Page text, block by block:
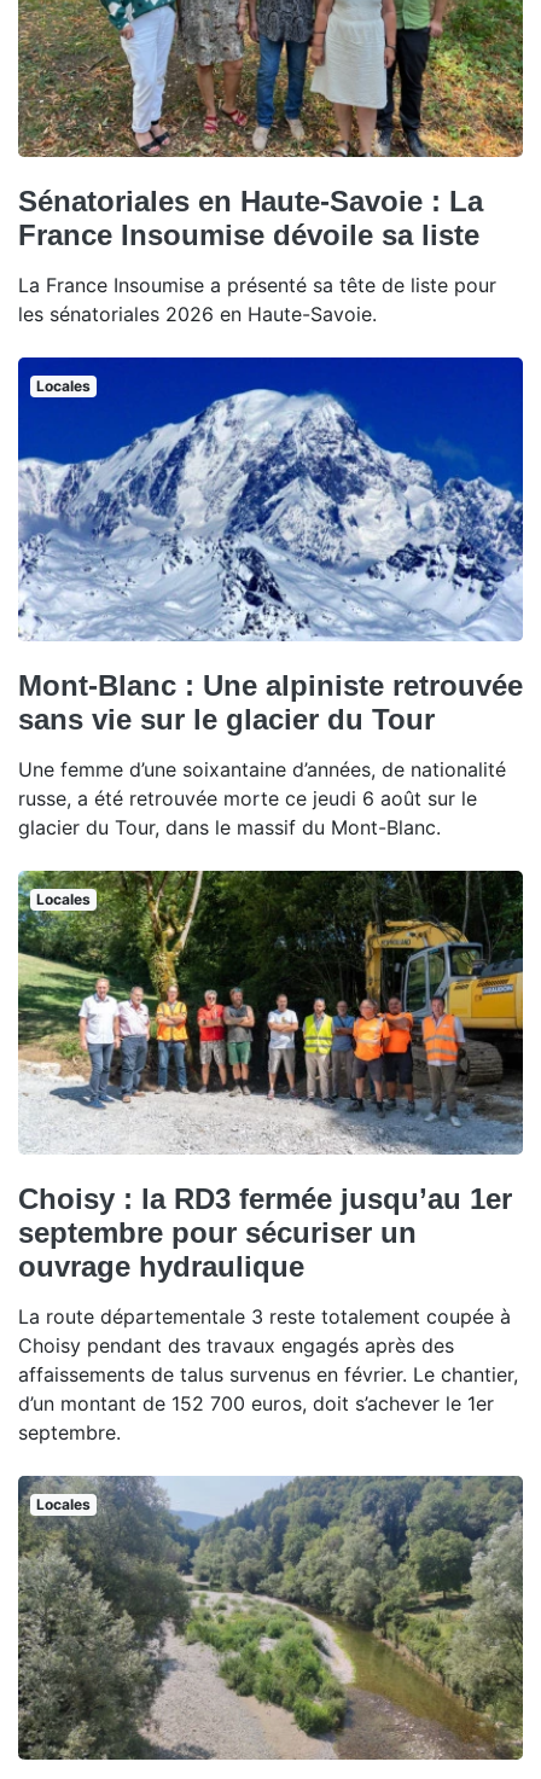
Sénatoriales en Haute-Savoie : La
France Insoumise dévoile sa liste
La France Insoumise a présenté sa tête de liste pour
les sénatoriales 2026 en Haute-Savoie.
Locales
Mont-Blanc : Une alpiniste retrouvée
sans vie sur le glacier du Tour
Une femme d’une soixantaine d’années, de nationalité
russe, a été retrouvée morte ce jeudi 6 août sur le
glacier du Tour, dans le massif du Mont-Blanc.
Locales
Choisy : la RD3 fermée jusqu’au 1er
septembre pour sécuriser un
ouvrage hydraulique
La route départementale 3 reste totalement coupée à
Choisy pendant des travaux engagés après des
affaissements de talus survenus en février. Le chantier,
d’un montant de 152 700 euros, doit s’achever le 1er
septembre.
Locales